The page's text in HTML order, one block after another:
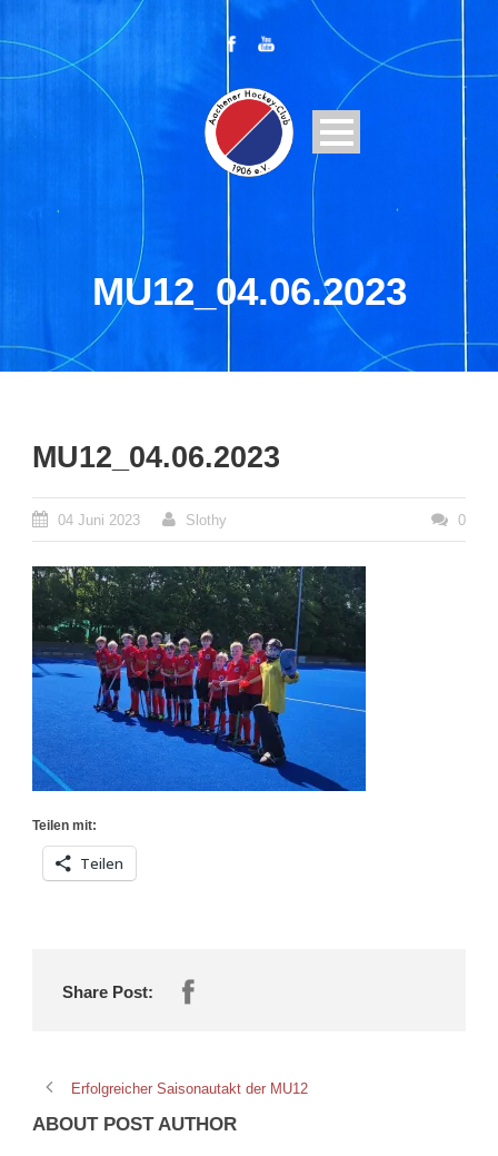
MU12_04.06.2023
MU12_04.06.2023
04 Juni 2023 Slothy 0
Teilen mit:
Teilen
Share Post:
Erfolgreicher Saisonautakt der MU12
ABOUT POST AUTHOR